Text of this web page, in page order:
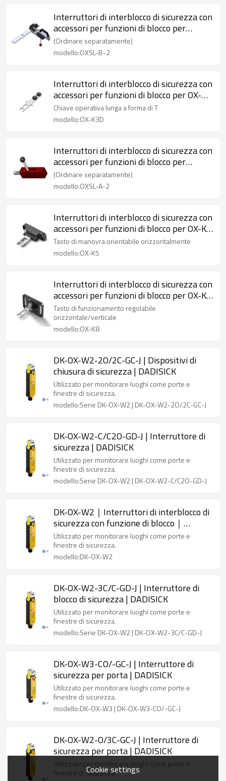
Interruttori di interblocco di sicurezza con
accessori per funzioni di blocco per
maniglie di porte di sicurezza OXSL-B-2
(Ordinare separatamente)
modello:OXSL-B-2
Interruttori di interblocco di sicurezza con
accessori per funzioni di blocco per OX-
K3D Chiave operativa lunga a forma di T
con cuscino
Chiave operativa lunga a forma di T
modello:OX-K3D
Interruttori di interblocco di sicurezza con
accessori per funzioni di blocco per
maniglie di porte di sicurezza OXSL-A-2
(Ordinare separatamente)
modello:OXSL-A-2
Interruttori di interblocco di sicurezza con
accessori per funzioni di blocco per OX-K5
Chiave operativa regolabile orizzontale
Tasto di manovra orientabile orizzontalmente
modello:OX-K5
Interruttori di interblocco di sicurezza con
accessori per funzioni di blocco per OX-K8
Chiave operativa regolabile
orizzontale/verticale
Tasto di funzionamento regolabile
orizzontale/verticale
modello:OX-K8
DK-OX-W2-2O/2C-GC-J | Dispositivi di
chiusura di sicurezza | DADISICK
Utilizzato per monitorare luoghi come porte e
finestre di sicurezza.
modello:Serie DK-OX-W2 | DK-OX-W2-2O/2C-GC-J
DK-OX-W2-C/C2O-GD-J | Interruttore di
sicurezza | DADISICK
Utilizzato per monitorare luoghi come porte e
finestre di sicurezza.
modello:Serie DK-OX-W2 | DK-OX-W2-C/C2O-GD-J
DK-OX-W2｜Interruttori di interblocco di
sicurezza con funzione di blocco｜
DADISICK
Utilizzato per monitorare luoghi come porte e
finestre di sicurezza.
modello:DK-OX-W2
DK-OX-W2-3C/C-GD-J | Interruttore di
blocco di sicurezza | DADISICK
Utilizzato per monitorare luoghi come porte e
finestre di sicurezza.
modello:Serie DK-OX-W2 | DK-OX-W2-3C/C-GD-J
DK-OX-W3-CO/-GC-J | Interruttore di
sicurezza per porta | DADISICK
Utilizzato per monitorare luoghi come porte e
finestre di sicurezza.
modello:DK-OX-W3 | DK-OX-W3-CO/-GC-J
DK-OX-W2-O/3C-GC-J | Interruttore di
sicurezza per porta | DADISICK
Utilizzato per monitorare luoghi come porte e
finestre di sicurezza.
Cookie settings